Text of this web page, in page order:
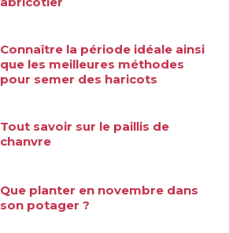
Connaître la période idéale ainsi
que les meilleures méthodes
pour semer des haricots
Tout savoir sur le paillis de
chanvre
Que planter en novembre dans
son potager ?